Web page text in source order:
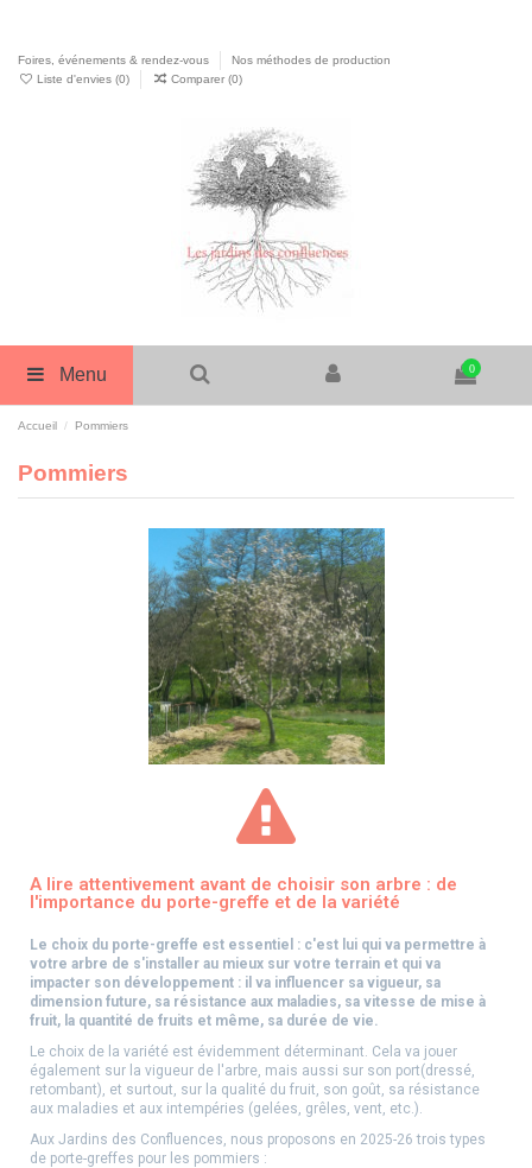
Foires, événements & rendez-vous
Nos méthodes de production
Liste d'envies (0) Comparer (0)
Menu 0
Accueil Pommiers
Pommiers
A lire attentivement avant de choisir son arbre : de
l'importance du porte-greffe et de la variété
Le choix du porte-greffe est essentiel : c'est lui qui va permettre à
votre arbre de s'installer au mieux sur votre terrain et qui va
impacter son développement : il va influencer sa vigueur, sa
dimension future, sa résistance aux maladies, sa vitesse de mise à
fruit, la quantité de fruits et même, sa durée de vie.
Le choix de la variété est évidemment déterminant. Cela va jouer
également sur la vigueur de l'arbre, mais aussi sur son port(dressé,
retombant), et surtout, sur la qualité du fruit, son goût, sa résistance
aux maladies et aux intempéries (gelées, grêles, vent, etc.).
Aux Jardins des Confluences, nous proposons en 2025-26 trois types
de porte-greffes pour les pommiers :